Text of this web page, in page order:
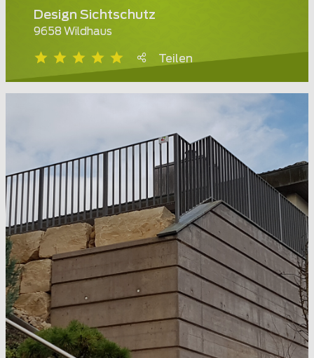
Design Sichtschutz
9658 Wildhaus
Teilen